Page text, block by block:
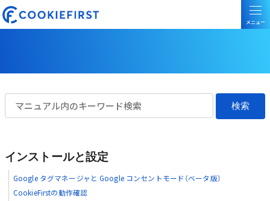
インストールと設定
Google タグマネージャと Google コンセントモード（ベータ版）
CookieFirstの動作確認